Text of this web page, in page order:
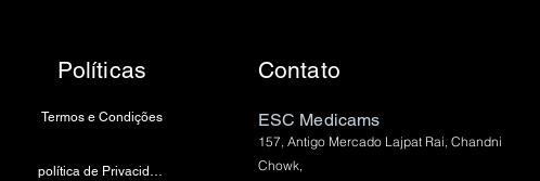
Políticas
Termos e Condições
política de Privacidade
Contato
ESC Medicams
157, Antigo Mercado Lajpat Rai, Chandni
Chowk,